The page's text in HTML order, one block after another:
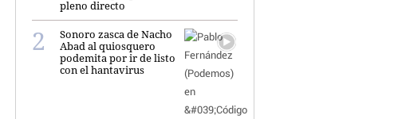
pleno directo
Sonoro zasca de Nacho
Abad al quiosquero
podemita por ir de listo
con el hantavirus